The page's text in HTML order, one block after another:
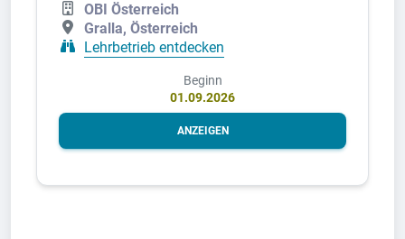
OBI Österreich
Gralla, Österreich
Lehrbetrieb entdecken
Beginn
01.09.2026
ANZEIGEN